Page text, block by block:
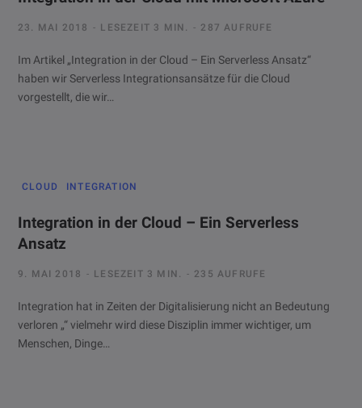
23. MAI 2018 LESEZEIT 3 MIN. 287 AUFRUFE
Im Artikel „Integration in der Cloud – Ein Serverless Ansatz“
haben wir Serverless Integrationsansätze für die Cloud
vorgestellt, die wir…
CLOUD INTEGRATION
Integration in der Cloud – Ein Serverless
Ansatz
9. MAI 2018 LESEZEIT 3 MIN. 235 AUFRUFE
Integration hat in Zeiten der Digitalisierung nicht an Bedeutung
verloren „“ vielmehr wird diese Disziplin immer wichtiger, um
Menschen, Dinge…